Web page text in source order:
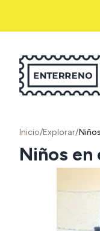
Inicio/Explorar/
Niños en